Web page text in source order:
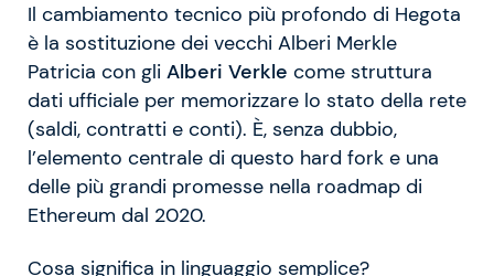
Il cambiamento tecnico più profondo di Hegota
è la sostituzione dei vecchi Alberi Merkle
Patricia con gli Alberi Verkle come struttura
dati ufficiale per memorizzare lo stato della rete
(saldi, contratti e conti). È, senza dubbio,
l’elemento centrale di questo hard fork e una
delle più grandi promesse nella roadmap di
Ethereum dal 2020.
Cosa significa in linguaggio semplice?